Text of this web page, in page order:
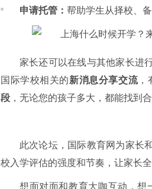
申请托管 ： 帮助学生从择校、
家长还可以在线与其他家长进
国际学校相关的新消息分享交流，
段 ，无论您的孩子多大，都能找到合
此次论坛，国际教育网为家长
校入学评估的强度和节奏，让家长
想面对面和教育大咖互动，想